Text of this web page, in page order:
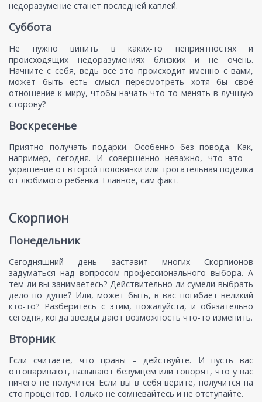
недоразумение станет последней каплей.
Суббота
Не нужно винить в каких-то неприятностях и
происходящих недоразумениях близких и не очень.
Начните с себя, ведь всё это происходит именно с вами,
может быть есть смысл пересмотреть хотя бы своё
отношение к миру, чтобы начать что-то менять в лучшую
сторону?
Воскресенье
Приятно получать подарки. Особенно без повода. Как,
например, сегодня. И совершенно неважно, что это –
украшение от второй половинки или трогательная поделка
от любимого ребёнка. Главное, сам факт.
Скорпион
Понедельник
Сегодняшний день заставит многих Скорпионов
задуматься над вопросом профессионального выбора. А
тем ли вы занимаетесь? Действительно ли сумели выбрать
дело по душе? Или, может быть, в вас погибает великий
кто-то? Разберитесь с этим, пожалуйста, и обязательно
сегодня, когда звёзды дают возможность что-то изменить.
Вторник
Если считаете, что правы – действуйте. И пусть вас
отговаривают, называют безумцем или говорят, что у вас
ничего не получится. Если вы в себя верите, получится на
сто процентов. Только не сомневайтесь и не отступайте.